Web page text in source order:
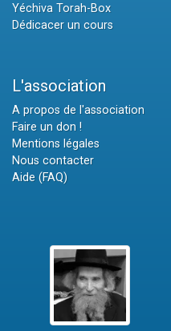
Yéchiva Torah-Box
Dédicacer un cours
L'association
A propos de l'association
Faire un don !
Mentions légales
Nous contacter
Aide (FAQ)